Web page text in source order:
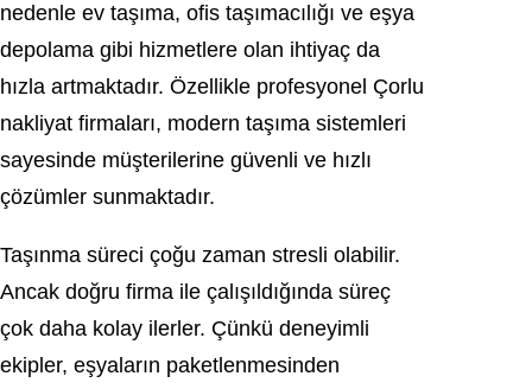
nedenle ev taşıma, ofis taşımacılığı ve eşya
depolama gibi hizmetlere olan ihtiyaç da
hızla artmaktadır. Özellikle profesyonel Çorlu
nakliyat firmaları, modern taşıma sistemleri
sayesinde müşterilerine güvenli ve hızlı
çözümler sunmaktadır.
Taşınma süreci çoğu zaman stresli olabilir.
Ancak doğru firma ile çalışıldığında süreç
çok daha kolay ilerler. Çünkü deneyimli
ekipler, eşyaların paketlenmesinden